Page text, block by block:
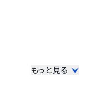
もっと見る